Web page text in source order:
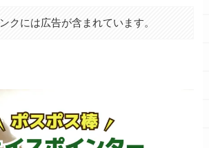
クには広告が含まれています。